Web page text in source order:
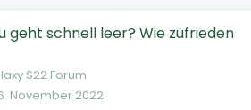
geht schnell leer? Wie zufrieden
S22 Forum
November 2022